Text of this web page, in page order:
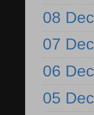
08 Dec
07 Dec
06 Dec
05 Dec